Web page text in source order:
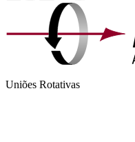
Uniões Rotativas